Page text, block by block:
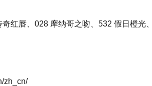
红唇、028 摩纳哥之吻、532 假日橙光
zh_cn/